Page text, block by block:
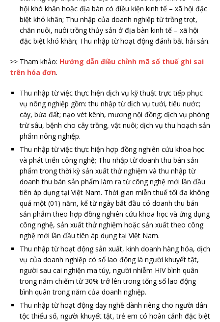
hội khó khăn hoặc địa bàn có điều kiện kinh tế – xã hội đặc
biệt khó khăn; Thu nhập của doanh nghiệp từ trồng trọt,
chăn nuôi, nuôi trồng thủy sản ở địa bàn kinh tế – xã hội
đặc biệt khó khăn; Thu nhập từ hoạt động đánh bắt hải sản.
>> Tham khảo: Hướng dẫn điều chỉnh mã số thuế ghi sai
trên hóa đơn.
Thu nhập từ việc thực hiện dịch vụ kỹ thuật trực tiếp phục
vụ nông nghiệp gồm: thu nhập từ dịch vụ tưới, tiêu nước;
cày, bừa đất; nạo vét kênh, mương nội đồng; dịch vụ phòng
trừ sâu, bệnh cho cây trồng, vật nuôi; dịch vụ thu hoạch sản
phẩm nông nghiệp.
Thu nhập từ việc thực hiện hợp đồng nghiên cứu khoa học
và phát triển công nghệ; Thu nhập từ doanh thu bán sản
phẩm trong thời kỳ sản xuất thử nghiệm và thu nhập từ
doanh thu bán sản phẩm làm ra từ công nghệ mới lần đầu
tiên áp dụng tại Việt Nam. Thời gian miễn thuế tối đa không
quá một (01) năm, kể từ ngày bắt đầu có doanh thu bán
sản phẩm theo hợp đồng nghiên cứu khoa học và ứng dụng
công nghệ, sản xuất thử nghiệm hoặc sản xuất theo công
nghệ mới lần đầu tiên áp dụng tại Việt Nam.
Thu nhập từ hoạt động sản xuất, kinh doanh hàng hóa, dịch
vụ của doanh nghiệp có số lao động là người khuyết tật,
người sau cai nghiện ma túy, người nhiễm HIV bình quân
trong năm chiếm từ 30% trở lên trong tổng số lao động
bình quân trong năm của doanh nghiệp.
Thu nhập từ hoạt động dạy nghề dành riêng cho người dân
tộc thiểu số, người khuyết tật, trẻ em có hoàn cảnh đặc biệt